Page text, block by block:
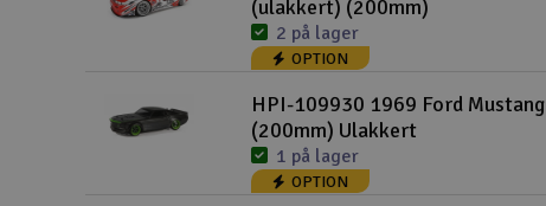
Fly
Kamerautstyr
Modellbygging, LEGO & byggesett
OPTION
(ulakkert) (200mm)
2 på lager
OPTION
HPI-109930 1969 Ford Mustang
(200mm) Ulakkert
1 på lager